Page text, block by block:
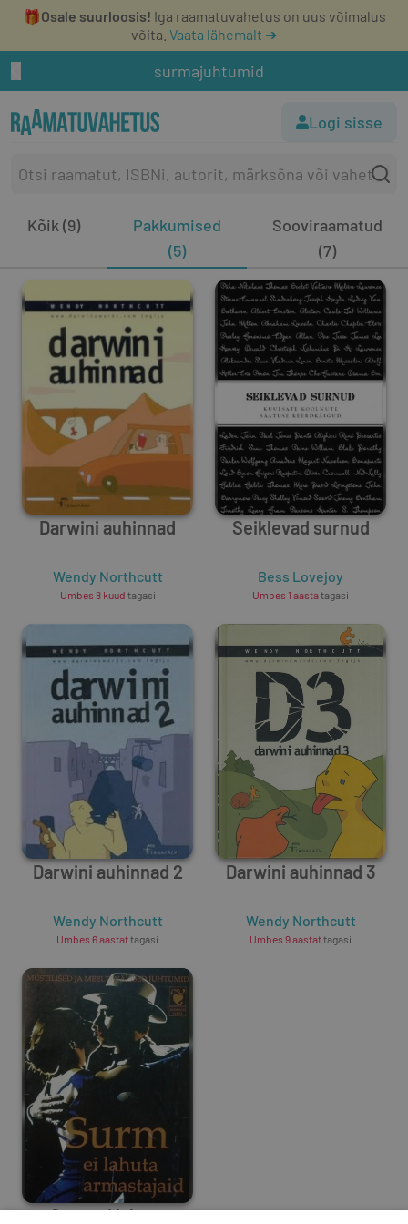
🎁Osale suurloosis! Iga raamatuvahetus on uus võimalus
võita. Vaata lähemalt ➔
surmajuhtumid
Logi sisse
Kõik (9)
Pakkumised
(5)
Sooviraamatud
(7)
Darwini auhinnad
Wendy Northcutt
Umbes 8 kuud tagasi
Seiklevad surnud
Bess Lovejoy
Umbes 1 aastatagasi
Darwini auhinnad 2
Wendy Northcutt
Umbes 6 aastattagasi
Darwini auhinnad 3
Wendy Northcutt
Umbes 9 aastattagasi
Surm ei lahuta